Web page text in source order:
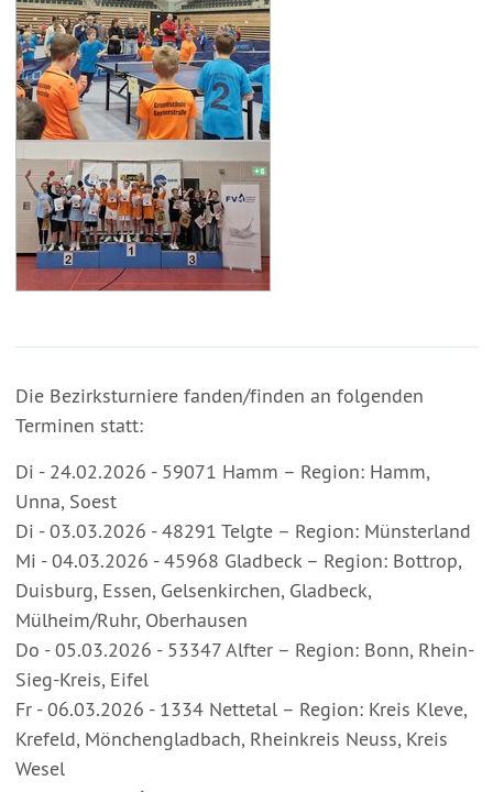
Die Bezirksturniere fanden/finden an folgenden
Terminen statt:
Di - 24.02.2026 - 59071 Hamm – Region: Hamm,
Unna, Soest
Di - 03.03.2026 - 48291 Telgte – Region: Münsterland
Mi - 04.03.2026 - 45968 Gladbeck – Region: Bottrop,
Duisburg, Essen, Gelsenkirchen, Gladbeck,
Mülheim/Ruhr, Oberhausen
Do - 05.03.2026 - 53347 Alfter – Region: Bonn, Rhein-
Sieg-Kreis, Eifel
Fr - 06.03.2026 - 1334 Nettetal – Region: Kreis Kleve,
Krefeld, Mönchengladbach, Rheinkreis Neuss, Kreis
Wesel